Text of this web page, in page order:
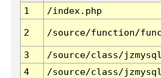
1
/index.php
2 /source/function/
3 /source/class/
4
/source/class/